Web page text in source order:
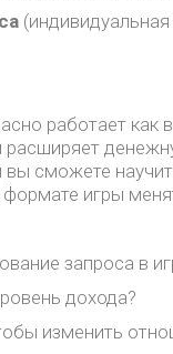
(индивидуальная
работает
расширяет
сможете
игры
запроса в
дохода?
изменить